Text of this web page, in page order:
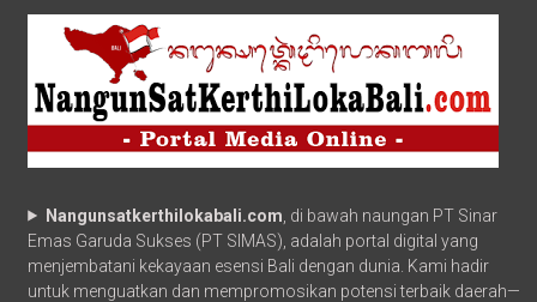
Nangunsatkerthilokabali.com , di bawah naungan PT Sinar
Emas Garuda Sukses (PT SIMAS), adalah portal digital yang
menjembatani kekayaan esensi Bali dengan dunia. Kami hadir
untuk menguatkan dan mempromosikan potensi terbaik daerah—